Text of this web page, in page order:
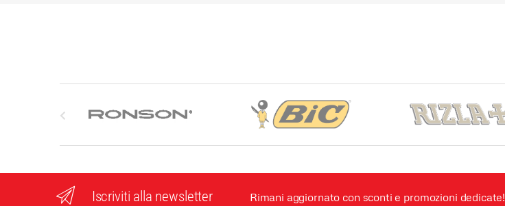
Iscriviti alla newsletter Rimani aggiornato con sconti e promozioni dedicate!